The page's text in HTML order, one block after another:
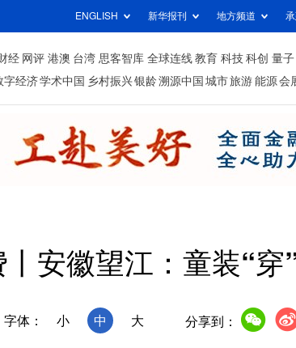
ENGLISH 新华报刊 地方频道
经 网评 港澳 台湾 思客智库 全球连线 教育 科技 科创 量子
字经济学术中国 乡村振兴银龄溯源中国 城市旅游 能源 会
安徽望江：童装“穿
字体： 小 中 大 分享到：